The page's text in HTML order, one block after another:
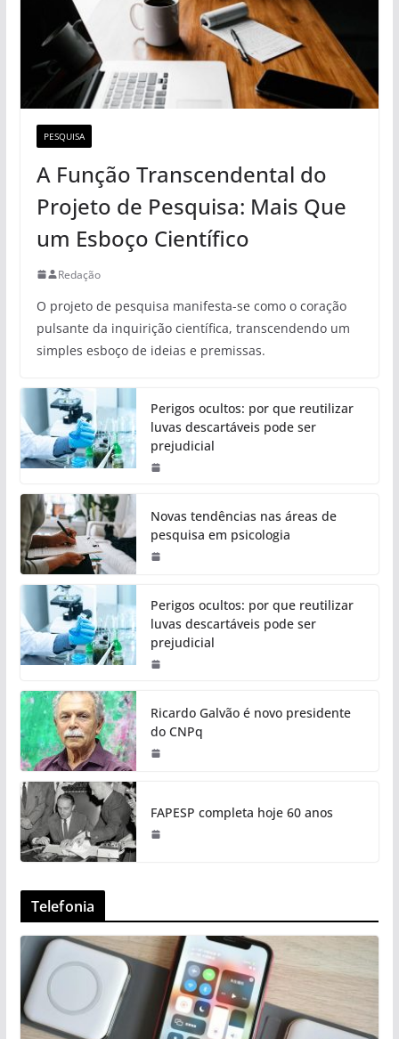
PESQUISA
A Função Transcendental do
Projeto de Pesquisa: Mais Que
um Esboço Científico
Redação
O projeto de pesquisa manifesta-se como o coração
pulsante da inquirição científica, transcendendo um
simples esboço de ideias e premissas.
Perigos ocultos: por que reutilizar
luvas descartáveis pode ser
prejudicial
Novas tendências nas áreas de
pesquisa em psicologia
Perigos ocultos: por que reutilizar
luvas descartáveis pode ser
prejudicial
Ricardo Galvão é novo presidente
do CNPq
FAPESP completa hoje 60 anos
Telefonia